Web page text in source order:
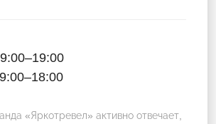
9:00–19:00
9:00–18:00
«Яркотревел» активно отвечает,